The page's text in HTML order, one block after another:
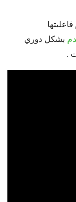
بشكل دوري
.